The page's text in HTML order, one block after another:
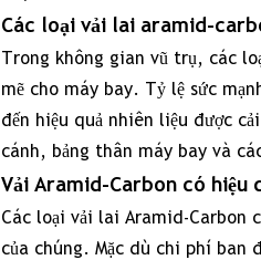
4.2
Các
ứng
dụng
mới
nổi
khác
Các loại vải lai aramid-
Trong không gian vũ trụ, các
mẽ cho máy bay. Tỷ lệ sức
đến hiệu quả nhiên liệu được
cánh, bảng thân máy bay và
Vải Aramid-Carbon có hiệu
Các loại vải lai Aramid-Carbon
của chúng. Mặc dù chi phí ban